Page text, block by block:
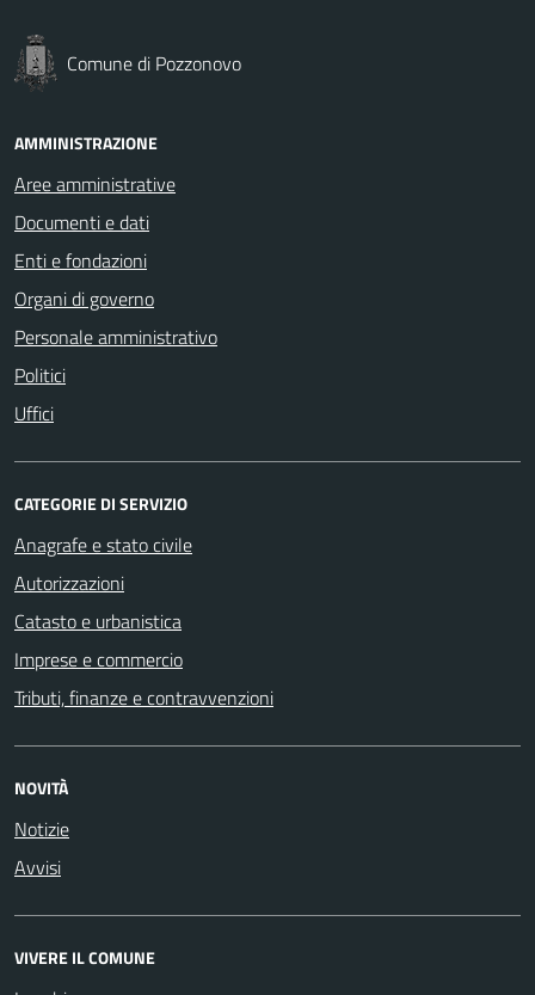
Comune di Pozzonovo
AMMINISTRAZIONE
Aree amministrative
Documenti e dati
Enti e fondazioni
Organi di governo
Personale amministrativo
Politici
Uffici
CATEGORIE DI SERVIZIO
Anagrafe e stato civile
Autorizzazioni
Catasto e urbanistica
Imprese e commercio
Tributi, finanze e contravvenzioni
NOVITÀ
Notizie
Avvisi
VIVERE IL COMUNE